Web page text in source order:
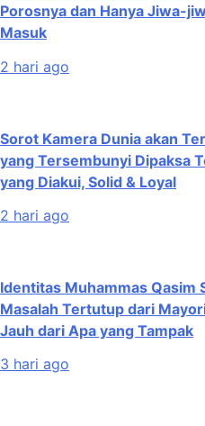
Porosnya dan Hanya Jiwa-
Masuk
2 hari ago
Sorot Kamera Dunia akan
yang Tersembunyi Dipaksa
yang Diakui, Solid & Loyal
2 hari ago
Identitas Muhammas Qasim
Masalah Tertutup dari
Jauh dari Apa yang Tampak
3 hari ago